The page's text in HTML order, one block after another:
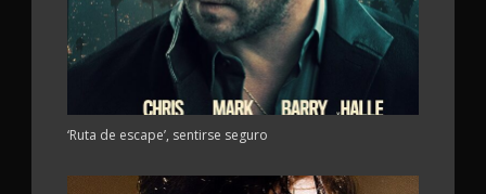
‘Ruta de escape’, sentirse seguro